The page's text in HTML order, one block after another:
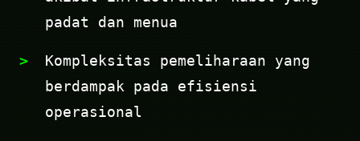
padat dan menua
Kompleksitas pemeliharaan yang
berdampak pada efisiensi
operasional